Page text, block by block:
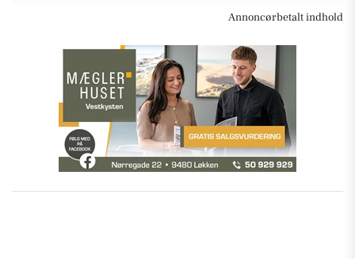
Annoncørbetalt indhold